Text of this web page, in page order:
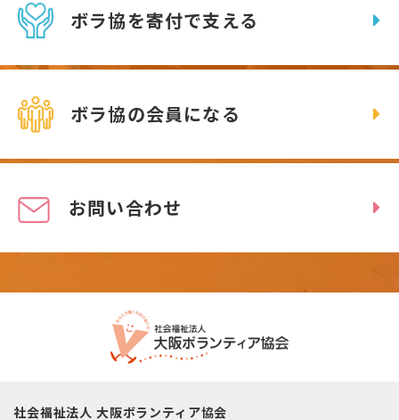
ボラ協を寄付で支える
ボラ協の会員になる
お問い合わせ
社会福祉法人 大阪ボランティア協会